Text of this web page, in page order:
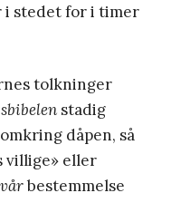
stedet for i timer
tolkninger
stadig
dåpen, så
villige» eller
vårbestemmelse